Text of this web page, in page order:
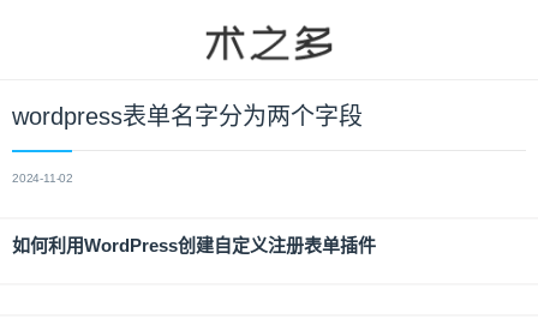
wordpress表单名字分为两个字段
2024-11-02
如何利用WordPress创建自定义注册表单插件